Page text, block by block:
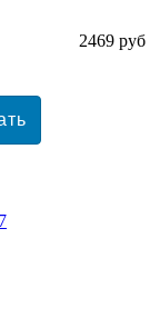
2469 руб